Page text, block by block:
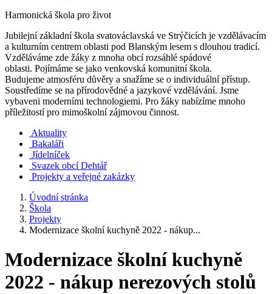
Harmonická škola pro život
Jubilejní základní škola svatováclavská ve Strýčicích je vzdělávacím
a kulturním centrem oblasti pod Blanským lesem s dlouhou tradicí.
Vzděláváme zde žáky z mnoha obcí rozsáhlé spádové
oblasti. Pojímáme se jako venkovská komunitní škola.
Budujeme atmosféru důvěry a snažíme se o individuální přístup.
Soustředíme se na přírodovědné a jazykové vzdělávání. Jsme
vybaveni moderními technologiemi. Pro žáky nabízíme mnoho
příležitostí pro mimoškolní zájmovou činnost.
Aktuality
Bakaláři
Jídelníček
Svazek obcí Dehtář
Projekty a veřejné zakázky
Úvodní stránka
Škola
Projekty
Modernizace školní kuchyně 2022 - nákup...
Modernizace školní kuchyně
2022 - nákup nerezových stolů